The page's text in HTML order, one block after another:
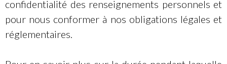
confidentialité des renseignements personnels et
pour nous conformer à nos obligations légales et
réglementaires.